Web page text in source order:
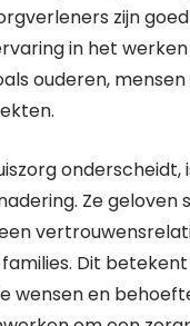
zijn
in het
ouderen,
onderscheidt,
Ze geloven
Dit
wensen en